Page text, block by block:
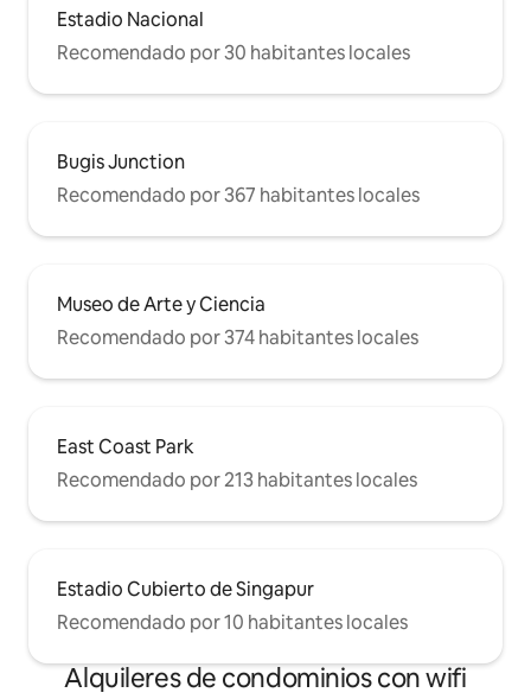
Estadio Nacional
Recomendado por 30 habitantes locales
Bugis Junction
Recomendado por 367 habitantes locales
Museo de Arte y Ciencia
Recomendado por 374 habitantes locales
East Coast Park
Recomendado por 213 habitantes locales
Estadio Cubierto de Singapur
Recomendado por 10 habitantes locales
Alquileres de condominios con wifi